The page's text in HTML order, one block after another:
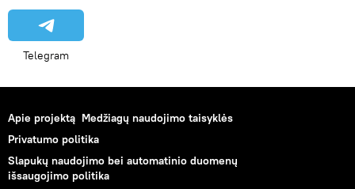
Telegram
Apie projektą Medžiagų naudojimo taisyklės
Privatumo politika
Slapukų naudojimo bei automatinio duomenų
išsaugojimo politika